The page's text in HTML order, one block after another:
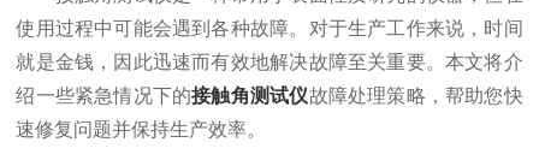
使用过程中可能会遇到各种故障。对于生产工作来说，时间
就是金钱，因此迅速而有效地解决故障至关重要。本文将介
绍一些紧急情况下的接触角测试仪故障处理策略，帮助您快
速修复问题并保持生产效率。